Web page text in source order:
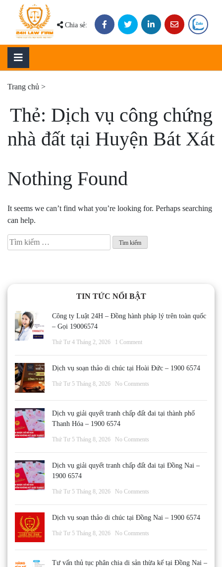
content
Chia sẻ:
Trang chủ >
Thẻ: Dịch vụ công chứng
nhà đất tại Huyện Bát Xát
Nothing Found
It seems we can’t find what you’re looking for. Perhaps searching
can help.
Tìm
kiếm
TIN TỨC NỔI BẬT
Công ty Luật 24H – Đồng hành pháp lý trên toàn quốc
– Gọi 19006574
Thứ Tư 4 Tháng 2, 2026 1 Comment
Dịch vụ soạn thảo di chúc tại Hoài Đức – 1900 6574
Thứ Tư 5 Tháng 8, 2026 No Comments
Dịch vụ giải quyết tranh chấp đất đai tại thành phố
Thanh Hóa – 1900 6574
Thứ Tư 5 Tháng 8, 2026 No Comments
Dịch vụ giải quyết tranh chấp đất đai tại Đồng Nai –
1900 6574
Thứ Tư 5 Tháng 8, 2026 No Comments
Dịch vụ soạn thảo di chúc tại Đồng Nai – 1900 6574
Thứ Tư 5 Tháng 8, 2026 No Comments
Tư vấn thủ tục phân chia di sản thừa kế tại Đồng Nai –